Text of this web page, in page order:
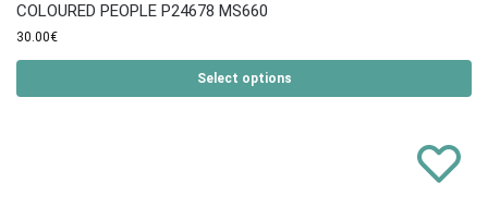
COLOURED PEOPLE P24678 MS660
30.00€
Select options